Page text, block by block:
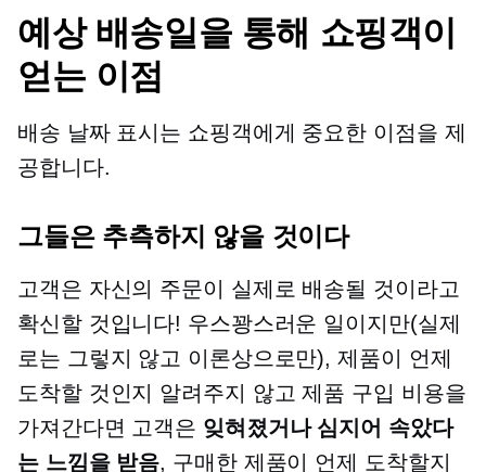
예상 배송일을 통해 쇼핑객이
얻는 이점
배송 날짜 표시는 쇼핑객에게 중요한 이점을 제
공합니다.
그들은 추측하지 않을 것이다
고객은 자신의 주문이 실제로 배송될 것이라고
확신할 것입니다! 우스꽝스러운 일이지만(실제
로는 그렇지 않고 이론상으로만), 제품이 언제
도착할 것인지 알려주지 않고 제품 구입 비용을
가져간다면 고객은 잊혀졌거나 심지어 속았다
는 느낌을 받음, 구매한 제품이 언제 도착할지